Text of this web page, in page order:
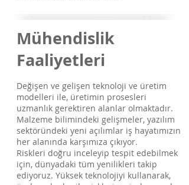
Mühendislik
Faaliyetleri
Değişen ve gelişen teknoloji ve üretim
modelleri ile, üretimin prosesleri
uzmanlık gerektiren alanlar olmaktadır.
Malzeme bilimindeki gelişmeler, yazılım
sektöründeki yeni açılımlar iş hayatımızın
her alanında karşımıza çıkıyor.
Riskleri doğru inceleyip tespit edebilmek
için, dünyadaki tüm yenilikleri takip
ediyoruz. Yüksek teknolojiyi kullanarak,